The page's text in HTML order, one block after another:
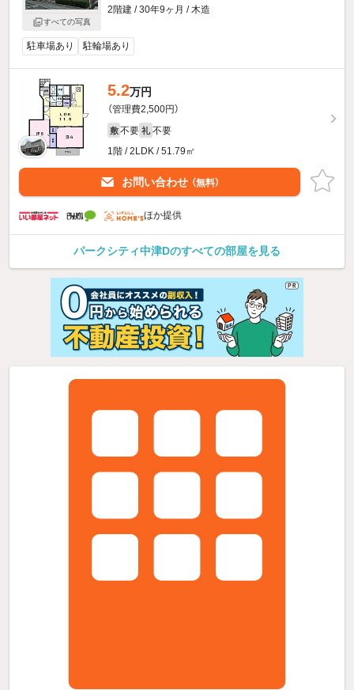
すべての写真
2階建 / 30年9ヶ月 / 木造
駐車場あり 駐輪場あり
5.2万円
（管理費2,500円）
敷 不要 礼 不要
1階 / 2LDK / 51.79㎡
お問い合わせ （無料）
ほか提供
パークシティ中津Dのすべての部屋を見る